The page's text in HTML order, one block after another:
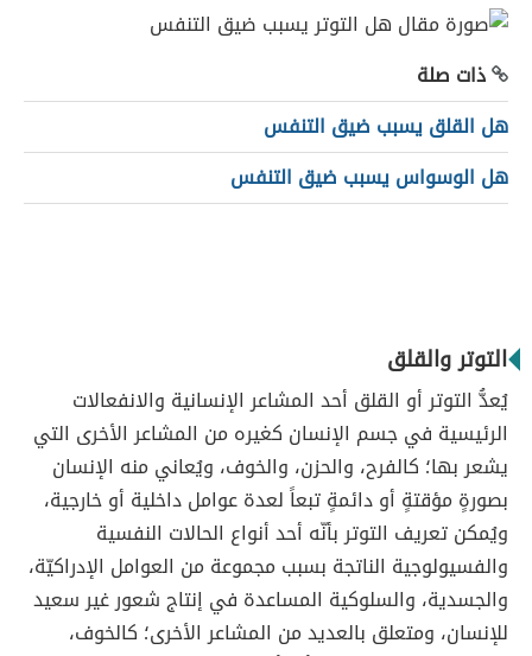
ذات صلة
هل القلق يسبب ضيق التنفس
هل الوسواس يسبب ضيق التنفس
التوتر والقلق
يُعدُّ التوتر أو القلق أحد المشاعر الإنسانية والانفعالات
الرئيسية في جسم الإنسان كغيره من المشاعر الأخرى التي
يشعر بها؛ كالفرح، والحزن، والخوف، ويُعاني منه الإنسان
بصورةٍ مؤقتةٍ أو دائمةٍ تبعاً لعدة عوامل داخلية أو خارجية،
ويُمكن تعريف التوتر بأنّه أحد أنواع الحالات النفسية
والفسيولوجية الناتجة بسبب مجموعة من العوامل الإدراكيّة،
والجسدية، والسلوكية المساعدة في إنتاج شعور غير سعيد
للإنسان، ومتعلق بالعديد من المشاعر الأخرى؛ كالخوف،